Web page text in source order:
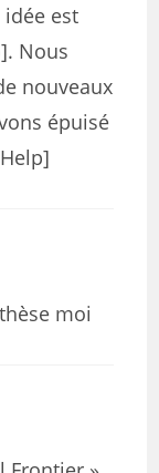
idée est
Nous
nouveaux
épuisé
moi